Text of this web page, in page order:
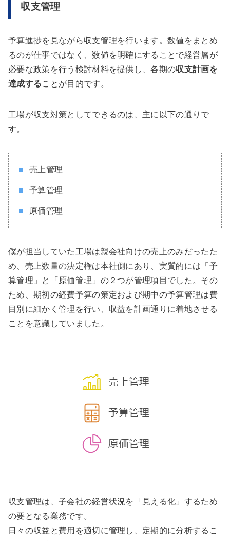
収支管理
予算進捗を見ながら収支管理を行います。数値をまとめ
るのが仕事ではなく、数値を明確にすることで経営層が
必要な政策を行う検討材料を提供し、各期の収支計画を
達成することが目的です。
工場が収支対策としてできるのは、主に以下の通りで
す。
売上管理
予算管理
原価管理
僕が担当していた工場は親会社向けの売上のみだったた
め、売上数量の決定権は本社側にあり、実質的には「予
算管理」と「原価管理」の２つが管理項目でした。その
ため、期初の経費予算の策定および期中の予算管理は費
目別に細かく管理を行い、収益を計画通りに着地させる
ことを意識していました。
収支管理は、子会社の経営状況を「見える化」するため
の要となる業務です。
日々の収益と費用を適切に管理し、定期的に分析するこ